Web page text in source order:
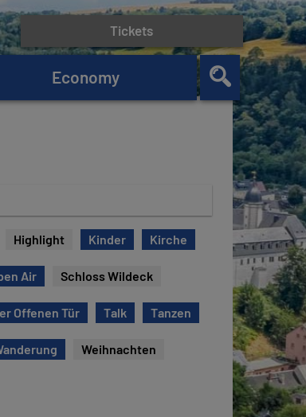
Economy
Tickets
Highlight Kinder Kirche
Air Schloss Wildeck
Offenen Tür Talk Tanzen
Weihnachten